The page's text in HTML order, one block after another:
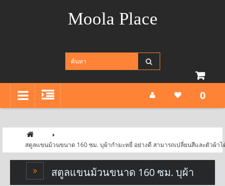
Moola Place
0
สตูลแขนม้วนขนาด 160 ซม. บุผ้ากำมะหยี่ อย่างดี สามารถเปลี่ยนสีและตัวผ้า
สตูลแขนม้วนขนาด 160 ซม. บุผ้า